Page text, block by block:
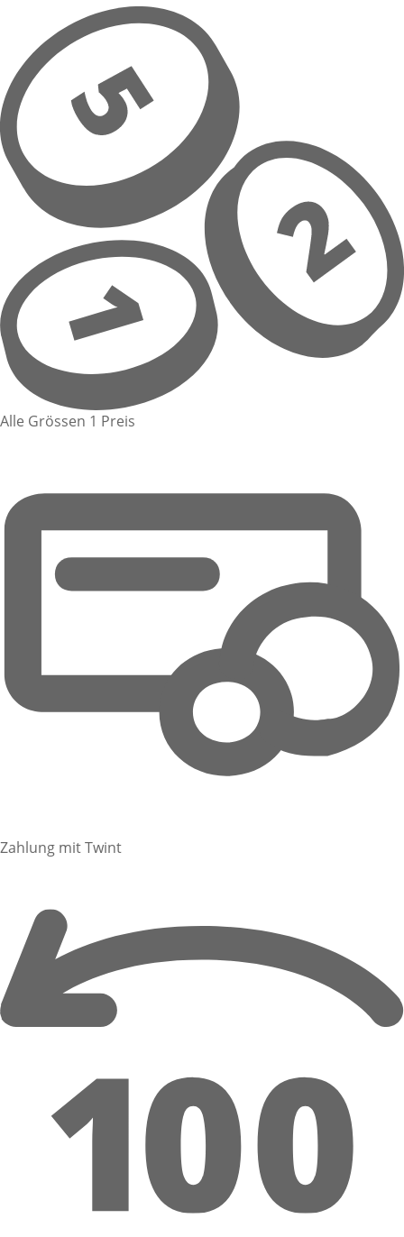
Alle Grössen 1 Preis
Zahlung mit Twint